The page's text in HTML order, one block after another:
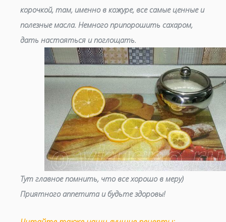
корочкой, там, именно в кожуре, все самые ценные и
полезные масла. Немного припорошить сахаром,
дать настояться и поглощать.
Тут главное помнить, что все хорошо в меру)
Приятного аппетита и будьте здоровы!